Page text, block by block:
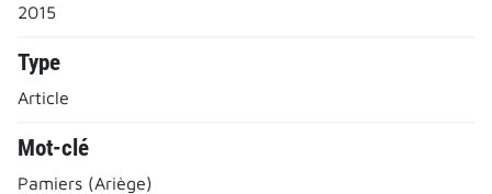
2015
Type
Article
Mot-clé
Pamiers (Ariège)